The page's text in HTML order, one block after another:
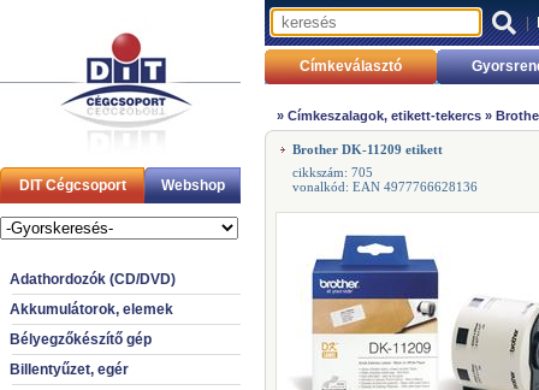
DIT Cégcsoport Webshop
Adathordozók (CD/DVD)
Akkumulátorok, elemek
Bélyegzőkészítő gép
Billentyűzet, egér
|
Címkeválasztó
» Címkeszalagok, etikett-tekercs »
Brother DK-11209 etikett
cikkszám: 705
vonalkód: EAN 4977766628136